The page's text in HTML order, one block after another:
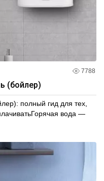
7788
(бойлер)
полный гид для тех,
вода —